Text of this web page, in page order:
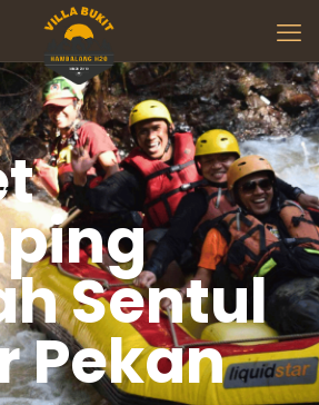
Sentul
Pekan